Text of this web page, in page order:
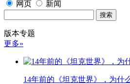
网页 新闻
版本专题
更多»
14年前的《坦克世界》，为什